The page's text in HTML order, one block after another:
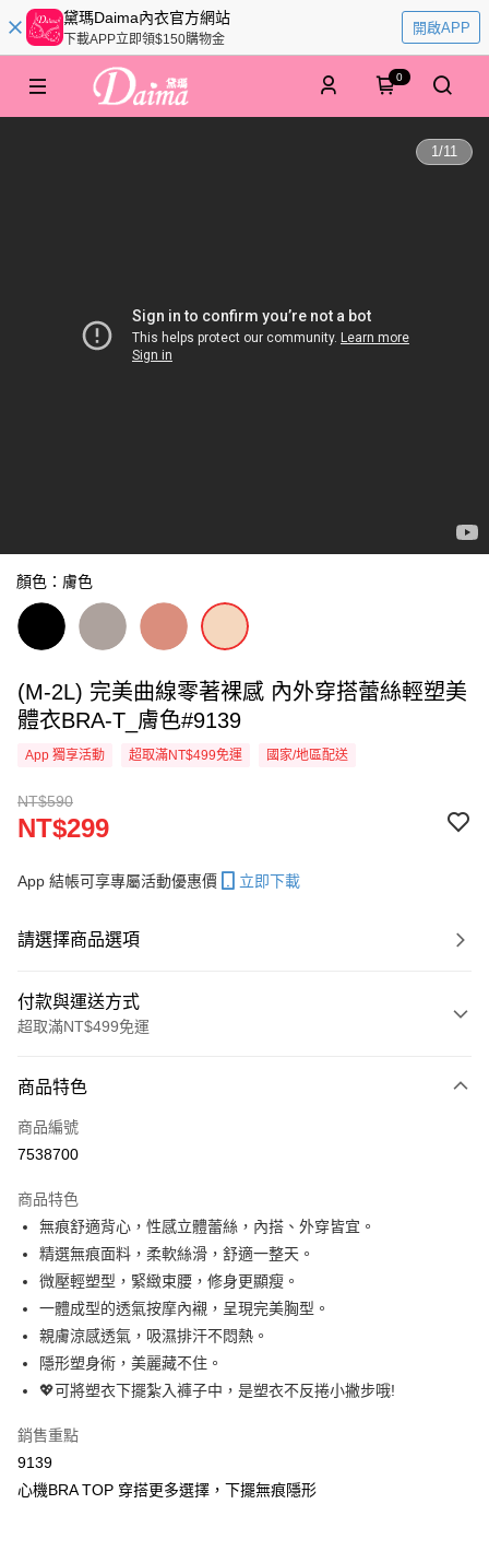
黛瑪Daima內衣官方網站
下載APP立即領$150購物金
開啟APP
0
1/11
顏色：膚色
(M-2L) 完美曲線零著裸感 內外穿搭蕾絲輕塑美
體衣BRA-T_膚色#9139
App 獨享活動 超取滿NT$499免運 國家/地區配送
NT$590
NT$299
App 結帳可享專屬活動優惠價 立即下載
請選擇商品選項
付款與運送方式
超取滿NT$499免運
信用卡一次付款
超商取貨付款
Apple Pay
街口支付
悠遊付
全盈+PAY
大哥付你分期
【大哥付你分期使用說明】
1.本服務由台灣大哥大提供，台灣大哥大用戶可立即使用無須另外申請。
流程，驗證手機門號後，選擇欲分期的期數、繳款截止日，確認付款後即完
【關於「AFTEE先享後付」】
商品特色
商品編號
7538700
商品特色
無痕舒適背心，性感立體蕾絲，內搭、外穿皆宜。
精選無痕面料，柔軟絲滑，舒適一整天。
微壓輕塑型，緊緻束腰，修身更顯瘦。
一體成型的透氣按摩內襯，呈現完美胸型。
親膚涼感透氣，吸濕排汗不悶熱。
隱形塑身術，美麗藏不住。
💖可將塑衣下擺紮入褲子中，是塑衣不反捲小撇步哦!
銷售重點
9139
心機BRA TOP 穿搭更多選擇，下擺無痕隱形